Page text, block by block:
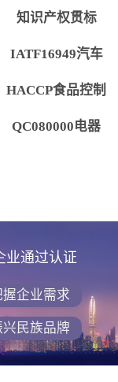
知识产权贯标
IATF16949汽车
HACCP食品控制
QC080000电器
业通过认证
握企业需求
兴民族品牌